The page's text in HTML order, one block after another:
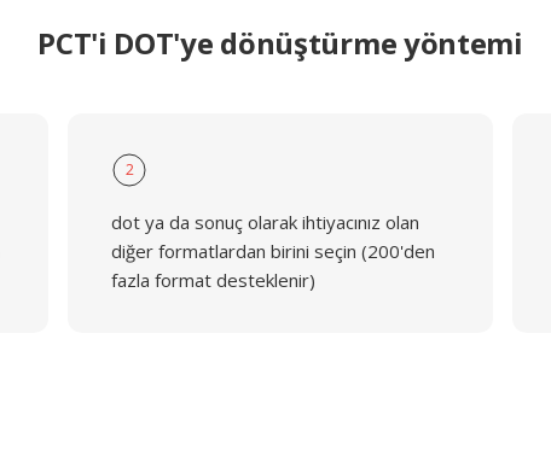
PCT'i DOT'ye dönüştürme yöntemi
2
dot ya da sonuç olarak ihtiyacınız olan
diğer formatlardan birini seçin (200'den
fazla format desteklenir)